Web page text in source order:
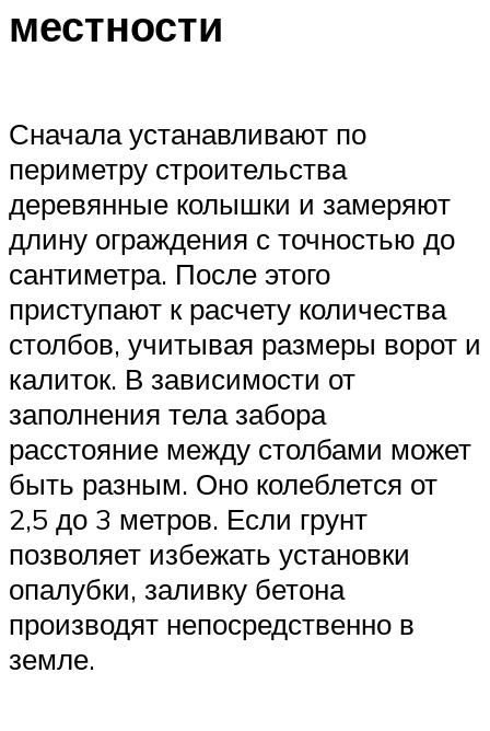
местности
Сначала устанавливают по
периметру строительства
деревянные колышки и замеряют
длину ограждения с точностью до
сантиметра. После этого
приступают к расчету количества
столбов, учитывая размеры ворот и
калиток. В зависимости от
заполнения тела забора
расстояние между столбами может
быть разным. Оно колеблется от
2,5 до 3 метров. Если грунт
позволяет избежать установки
опалубки, заливку бетона
производят непосредственно в
земле.